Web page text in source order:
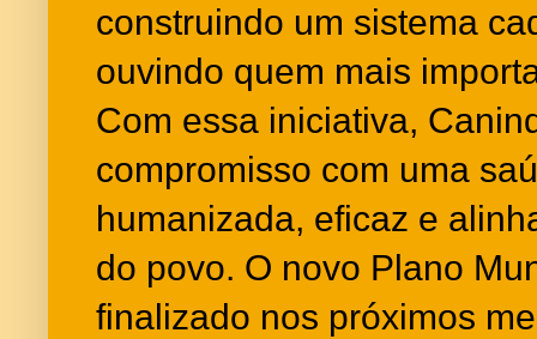
construindo um sistema
ouvindo quem mais
Com essa iniciativa,
compromisso com uma
humanizada, eficaz e
do povo. O novo Plano
finalizado nos próximos